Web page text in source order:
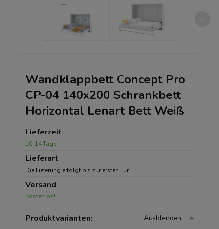
Wandklappbett Concept Pro
CP-04 140x200 Schrankbett
Horizontal Lenart Bett Weiß
Lieferzeit
10-14 Tage
Lieferart
Die Lieferung erfolgt bis zur ersten Tür
Versand
Kostenlos!
Produktvarianten: Ausblenden